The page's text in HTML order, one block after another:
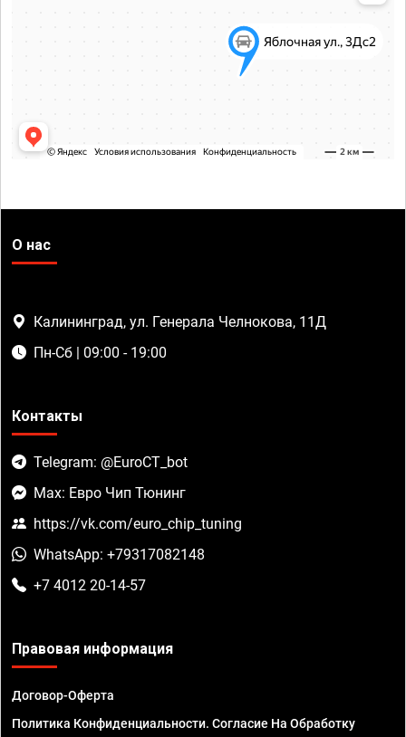
О нас
Калининград, ул. Генерала Челнокова, 11Д
Пн-Сб | 09:00 - 19:00
Контакты
Telegram: @EuroCT_bot
Max: Евро Чип Тюнинг
https://vk.com/euro_chip_tuning
WhatsApp: +79317082148
+7 4012 20-14-57
Правовая информация
Договор-Оферта
Политика Конфиденциальности. Согласие На Обработку